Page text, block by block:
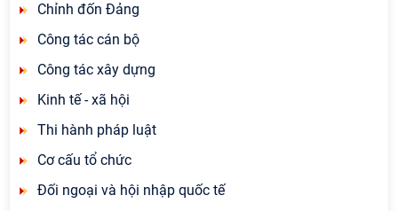
Chỉnh đốn Đảng
Công tác cán bộ
Công tác xây dựng
Kinh tế - xã hội
Thi hành pháp luật
Cơ cấu tổ chức
Đối ngoại và hội nhập quốc tế